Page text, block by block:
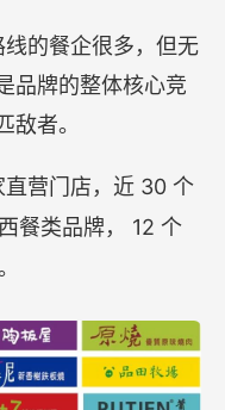
的餐企很多，但无
品牌的整体核心竞
敌者。
直营门店，近 30 个
餐类品牌， 12 个